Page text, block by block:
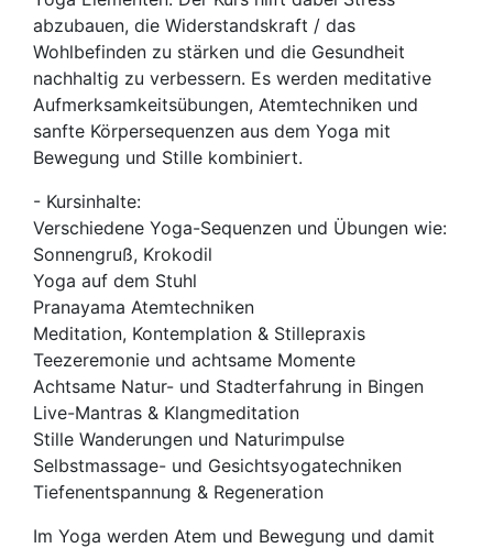
abzubauen, die Widerstandskraft / das
Wohlbefinden zu stärken und die Gesundheit
nachhaltig zu verbessern. Es werden meditative
Aufmerksamkeitsübungen, Atemtechniken und
sanfte Körpersequenzen aus dem Yoga mit
Bewegung und Stille kombiniert.
- Kursinhalte:
Verschiedene Yoga-Sequenzen und Übungen wie:
Sonnengruß, Krokodil
Yoga auf dem Stuhl
Pranayama Atemtechniken
Meditation, Kontemplation & Stillepraxis
Teezeremonie und achtsame Momente
Achtsame Natur- und Stadterfahrung in Bingen
Live-Mantras & Klangmeditation
Stille Wanderungen und Naturimpulse
Selbstmassage- und Gesichtsyogatechniken
Tiefenentspannung & Regeneration
Im Yoga werden Atem und Bewegung und damit